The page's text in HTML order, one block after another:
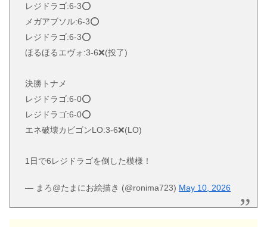
レジドラゴ:6-3⭕️
メガアブソル:6-3⭕️
レジドラゴ:6-3⭕️
ほるほるエヴォ:3-6❌(投了)
決勝トナメ
レジドラゴ:6-0⭕️
レジドラゴ:6-0⭕️
エネ破壊カビゴンLO:3-6❌(LO)
1日で6レジドラゴを倒した模様！
— まろ@たまにお絵描き (@ronima723) May 10, 2026